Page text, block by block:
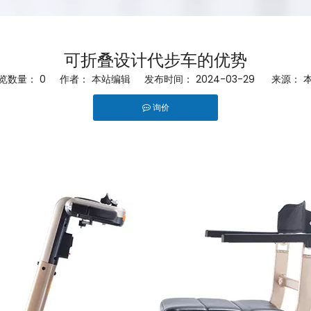
可折叠设计代步车的优势
数量： 0 作者： 本站编辑 发布时间： 2024-03-29 来源：
询价